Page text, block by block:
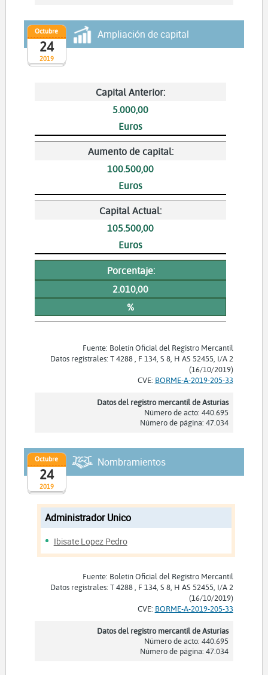
2019
Octubre
24
Ampliación de capital
Capital Anterior:
5.000,00
Euros
Aumento de capital:
100.500,00
Euros
Capital Actual:
105.500,00
Euros
Porcentaje:
2.010,00
%
Fuente: Boletín Oficial del Registro Mercantil
Datos registrales: T 4288 , F 134, S 8, H AS 52455, I/A 2
(16/10/2019)
CVE: BORME-A-2019-205-33
Datos del registro mercantil de Asturias
Número de acto: 440.695
Número de página: 47.034
2019
Octubre
24
Nombramientos
Administrador Unico
Ibisate Lopez Pedro
Fuente: Boletín Oficial del Registro Mercantil
Datos registrales: T 4288 , F 134, S 8, H AS 52455, I/A 2
(16/10/2019)
CVE: BORME-A-2019-205-33
Datos del registro mercantil de Asturias
Número de acto: 440.695
Número de página: 47.034